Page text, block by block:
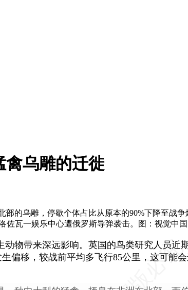
禽乌雕的迁徙
的乌雕，停歇个体占比从原本的90%下降至战
佐瓦一娱乐中心遭俄罗斯导弹袭击。图：视觉中国
物带来深远影响。英国的鸟类研究人员
偏移，较战前平均多飞行85公里，这可能